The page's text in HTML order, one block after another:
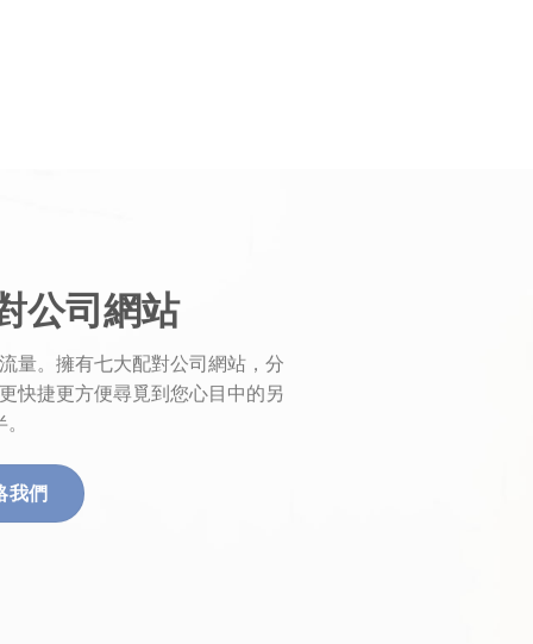
公司網站
量。擁有七大配對公司網站，分
快捷更方便尋覓到您心目中的另
我們